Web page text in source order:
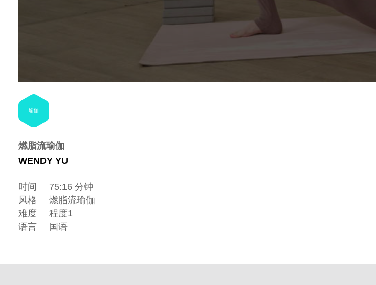
瑜伽
燃脂流瑜伽
WENDY YU
时间
75:16 分钟
风格
燃脂流瑜伽
难度
程度1
语言
国语